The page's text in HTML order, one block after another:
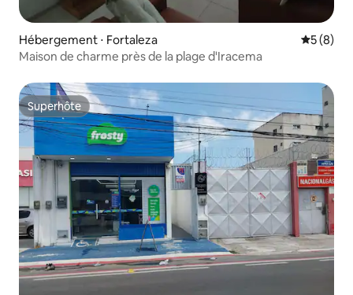
Hébergement ⋅ Fortaleza
5 (8)
Maison de charme près de la plage d'Iracema
Superhôte
Superhôte